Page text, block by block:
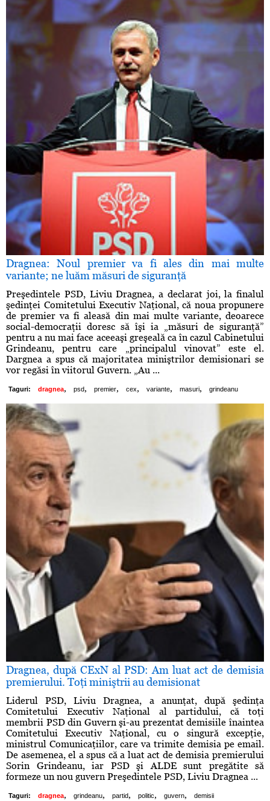
Dragnea: Noul premier va fi ales din mai multe
variante; ne luăm măsuri de siguranţă
Preşedintele PSD, Liviu Dragnea, a declarat joi, la finalul
şedinţei Comitetului Executiv Naţional, că noua propunere
de premier va fi aleasă din mai multe variante, deoarece
social-democraţii doresc să îşi ia „măsuri de siguranţă”
pentru a nu mai face aceeaşi greşeală ca în cazul Cabinetului
Grindeanu, pentru care „principalul vinovat” este el.
Dargnea a spus că majoritatea miniştrilor demisionari se
vor regăsi în viitorul Guvern. „Au ...
Taguri: dragnea, psd, premier, cex, variante, masuri, grindeanu
Dragnea, după CExN al PSD: Am luat act de demisia
premierului. Toţi miniştrii au demisionat
Liderul PSD, Liviu Dragnea, a anunţat, după şedinţa
Comitetului Executiv Naţional al partidului, că toţi
membrii PSD din Guvern şi-au prezentat demisiile înaintea
Comitetului Executiv Naţional, cu o singură excepţie,
ministrul Comunicaţiilor, care va trimite demisia pe email.
De asemenea, el a spus că a luat act de demisia premierului
Sorin Grindeanu, iar PSD şi ALDE sunt pregătite să
formeze un nou guvern Preşedintele PSD, Liviu Dragnea ...
Taguri: dragnea, grindeanu, partid, politic, guvern, demisii